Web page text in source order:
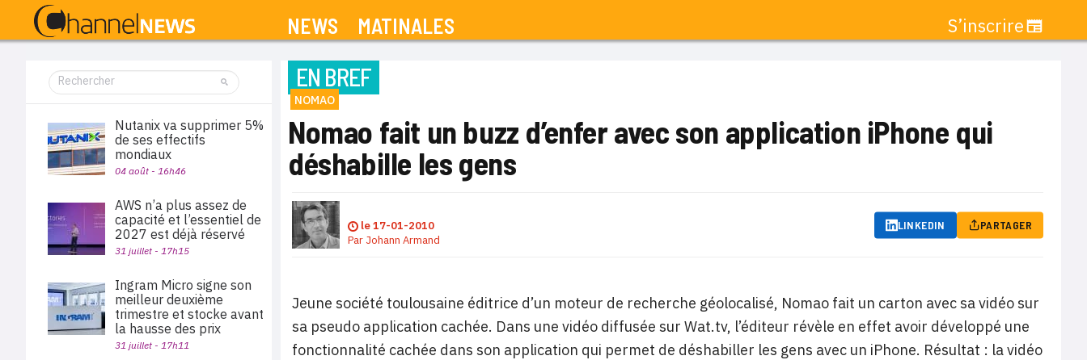
NEWS MATINALES S’inscrire
EN BREF
NOMAO
Nomao fait un buzz d’enfer avec son application iPhone qui
déshabille les gens
le17-01-2010
Par Johann Armand
LINKEDIN PARTAGER
Jeune société toulousaine éditrice d’un moteur de recherche géolocalisé, Nomao fait un carton avec sa vidéo sur
sa pseudo application cachée. Dans une vidéo diffusée sur Wat.tv, l’éditeur révèle en effet avoir développé une
fonctionnalité cachée dans son application qui permet de déshabiller les gens avec un iPhone. Résultat : la vidéo
Nutanix va supprimer 5%
de ses effectifs
mondiaux
04 août - 16h46
AWS n’a plus assez de
capacité et l’essentiel de
2027 est déjà réservé
31 juillet - 17h15
Ingram Micro signe son
meilleur deuxième
trimestre et stocke avant
la hausse des prix
31 juillet - 17h11